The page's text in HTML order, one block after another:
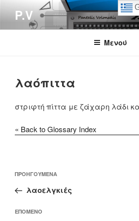
περιεχόμενο
P.V
Μενού
λαόπιττα
στριφτή πίττα με ζάχαρη λάδι
« Back to Glossary Index
άρθρων
Προηγούμενο
άρθρο
ΠΡΟΗΓΟΎΜΕΝΑ
λαοελγκιές
Επόμενο
ΕΠΌΜΕΝΟ